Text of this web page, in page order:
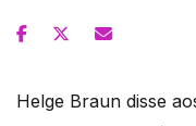
Helge Braun disse